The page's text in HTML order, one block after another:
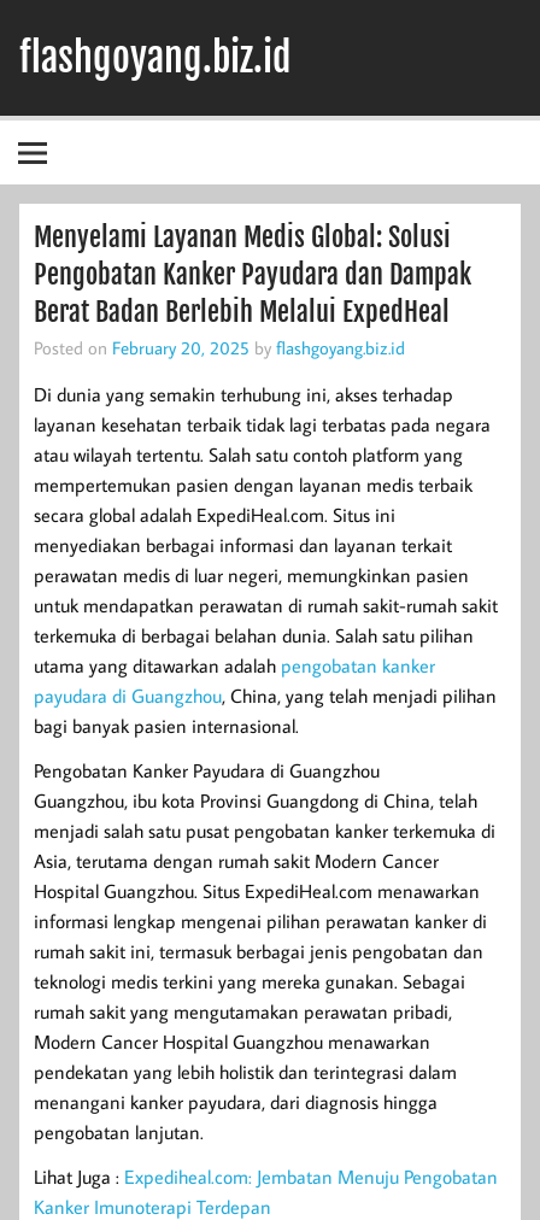
content
flashgoyang.biz.id
Menyelami Layanan Medis Global: Solusi
Pengobatan Kanker Payudara dan Dampak
Berat Badan Berlebih Melalui ExpedHeal
Posted on February 20, 2025 by flashgoyang.biz.id
Di dunia yang semakin terhubung ini, akses terhadap
layanan kesehatan terbaik tidak lagi terbatas pada negara
atau wilayah tertentu. Salah satu contoh platform yang
mempertemukan pasien dengan layanan medis terbaik
secara global adalah ExpediHeal.com. Situs ini
menyediakan berbagai informasi dan layanan terkait
perawatan medis di luar negeri, memungkinkan pasien
untuk mendapatkan perawatan di rumah sakit-rumah sakit
terkemuka di berbagai belahan dunia. Salah satu pilihan
utama yang ditawarkan adalah pengobatan kanker
payudara di Guangzhou, China, yang telah menjadi pilihan
bagi banyak pasien internasional.
Pengobatan Kanker Payudara di Guangzhou
Guangzhou, ibu kota Provinsi Guangdong di China, telah
menjadi salah satu pusat pengobatan kanker terkemuka di
Asia, terutama dengan rumah sakit Modern Cancer
Hospital Guangzhou. Situs ExpediHeal.com menawarkan
informasi lengkap mengenai pilihan perawatan kanker di
rumah sakit ini, termasuk berbagai jenis pengobatan dan
teknologi medis terkini yang mereka gunakan. Sebagai
rumah sakit yang mengutamakan perawatan pribadi,
Modern Cancer Hospital Guangzhou menawarkan
pendekatan yang lebih holistik dan terintegrasi dalam
menangani kanker payudara, dari diagnosis hingga
pengobatan lanjutan.
Lihat Juga : Expediheal.com: Jembatan Menuju Pengobatan
Kanker Imunoterapi Terdepan